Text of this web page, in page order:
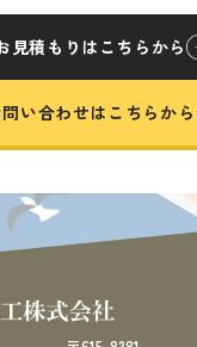
見積もりはこちらから
問い合わせはこちらから